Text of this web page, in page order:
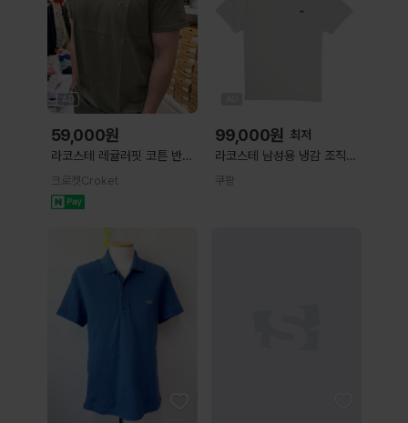
59,000원
라코스테 레귤러핏 코튼 반팔
티셔츠
크로켓Croket
99,000원 최저
라코스테 남성용 냉감 조직감
쿠팡